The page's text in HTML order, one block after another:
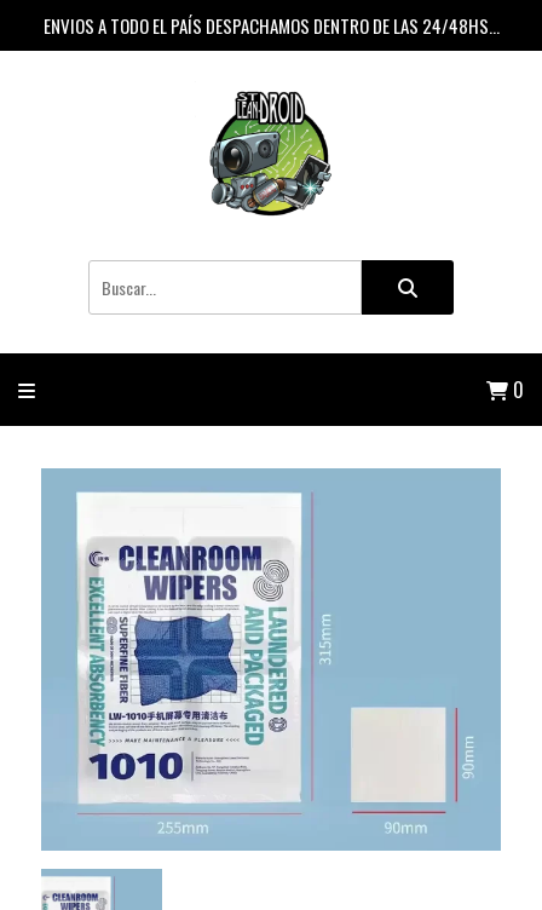
ENVIOS A TODO EL PAÍS DESPACHAMOS DENTRO DE LAS 24/48HS...
0